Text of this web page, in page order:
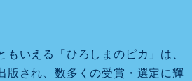
もいえる「ひろしまのピカ」は、
版され、数多くの受賞・選定に輝